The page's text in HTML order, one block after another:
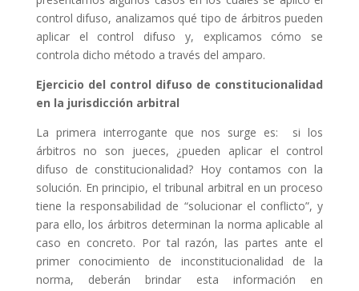
control difuso, analizamos qué tipo de árbitros pueden
aplicar el control difuso y, explicamos cómo se
controla dicho método a través del amparo.
Ejercicio del control difuso de constitucionalidad
en la jurisdicción arbitral
La primera interrogante que nos surge es: si los
árbitros no son jueces, ¿pueden aplicar el control
difuso de constitucionalidad? Hoy contamos con la
solución. En principio, el tribunal arbitral en un proceso
tiene la responsabilidad de “solucionar el conflicto”, y
para ello, los árbitros determinan la norma aplicable al
caso en concreto. Por tal razón, las partes ante el
primer conocimiento de inconstitucionalidad de la
norma, deberán brindar esta información en